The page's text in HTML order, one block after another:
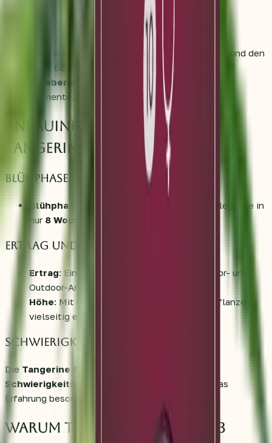
Wirkung und Effekte
, der langanhaltend wirkt und den
Geist belebt.
Erhebend
, ideal für kreative und produktive
Momente.
Anbauinformationen –
Tangerine Sugar®
Blühphase
Blühphase
: Die Pflanzen erreichen ihre volle Blüte in
nur 8 Wochen
Ertrag und Wuchshöhe
Ertrag: Ein
, ideal für Indoor- und
Outdoor-Anbau.
Höhe: Mit einer
sind die Pflanzen
vielseitig einsetzbar.
Schwierigkeitsgrad
Die Tangerine Sugar®
Schwierigkeitsgrad
, was sie für Grower mit etwas
Erfahrung besonders geeignet macht.
Warum Tangerine Sugar® – 3